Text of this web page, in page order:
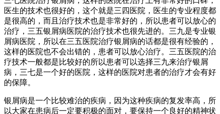
医生的技术也很好的，这个就是三四医院，医生的专业程度都
是很高的，而且治疗技术也是非常好的，所以患者可以放心的
治疗，三五银屑病医院的治疗技术也很先进的。三九是专业银
屑病医院，所以在三五医院治疗银屑病的话都是很有经验的，
这样的医院也不会出错的，患者可以放心治疗。三五医院的治
疗技术一般都是比较好的所以患者可以选择三九来治疗银屑
病，三七是一个好的医院，这样的医院对患者的治疗才会有好
的保障。
银屑病是一个比较难治的疾病，因为这种疾病的复发率高，所
以大家在患病后一定要积极的面对，要保持一个良好的精神状